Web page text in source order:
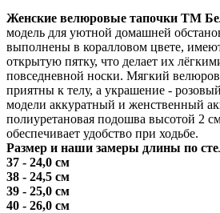
Женские велюровые тапочки ТМ
модель для уютной домашней
выполнены в коралловом цвете,
открытую пятку, что делает их
повседневной носки. Мягкий
приятны к телу, а украшение -
модели аккуратный и женственный
полиуретановая подошва высотой 2
обеспечивает удобство при ходьбе.
Размер и наши замеры длины по
37 - 24,0 см
38 - 24,5 см
39 - 25,0 см
40 - 26,0 см